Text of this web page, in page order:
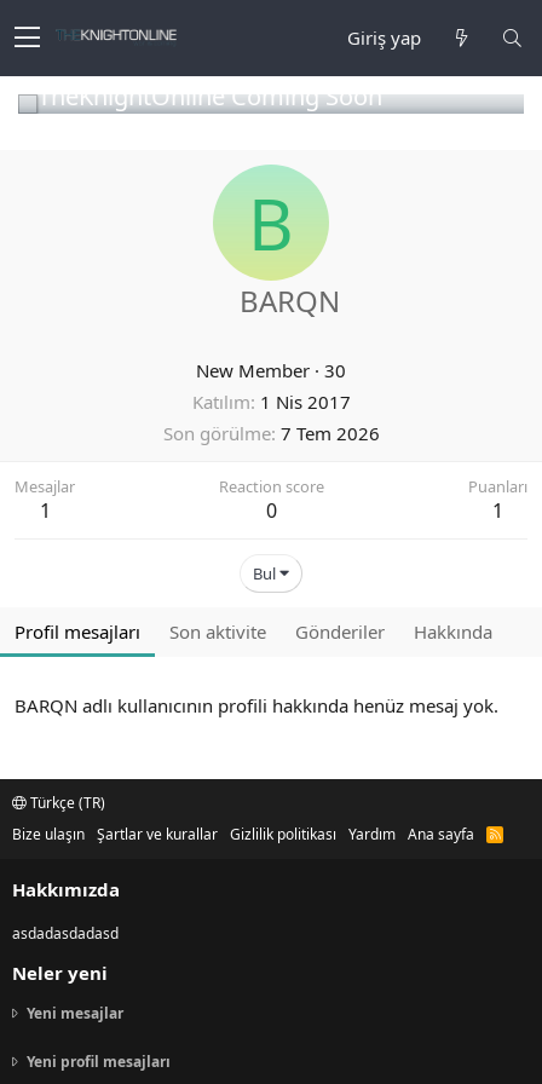
Giriş yap
TheKnightOnline Coming Soon
B
BARQN
New Member · 30
Katılım 1 Nis 2017
Son görülme 7 Tem 2026
Mesajlar
1
Reaction score
0
Puanları
1
Bul
Profil mesajları Son aktivite Gönderiler Hakkında
BARQN adlı kullanıcının profili hakkında henüz mesaj yok.
Türkçe (TR)
Bize ulaşın Şartlar ve kurallar Gizlilik politikası Yardım Ana sayfa
R
Hakkımızda
asdadasdadasd
Neler yeni
Yeni mesajlar
Yeni profil mesajları